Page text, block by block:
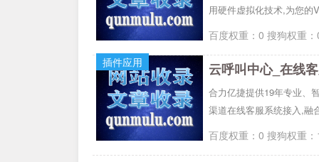
用硬件虚拟化技术,为您的
百度权重：0 搜狗权重
插件应用
云呼叫中心_在线
合力亿捷提供19年专业、
渠道在线客服系统接入,融
百度权重：0 搜狗权重